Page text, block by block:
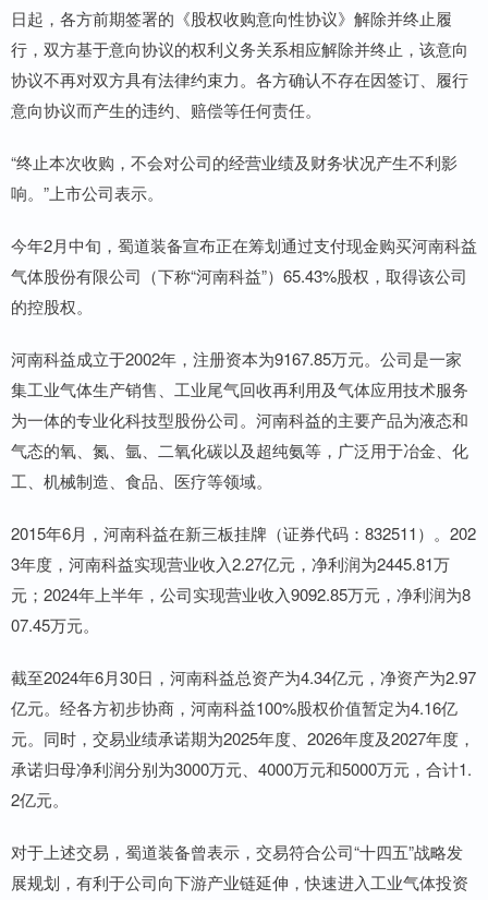
日起，各方前期签署的《股权收购意向性协议》解除并终止履
行，双方基于意向协议的权利义务关系相应解除并终止，该意向
协议不再对双方具有法律约束力。各方确认不存在因签订、履行
意向协议而产生的违约、赔偿等任何责任。
“终止本次收购，不会对公司的经营业绩及财务状况产生不利影
响。”上市公司表示。
今年2月中旬，蜀道装备宣布正在筹划通过支付现金购买河南科益
气体股份有限公司（下称“河南科益”）65.43%股权，取得该公司
的控股权。
河南科益成立于2002年，注册资本为9167.85万元。公司是一家
集工业气体生产销售、工业尾气回收再利用及气体应用技术服务
为一体的专业化科技型股份公司。河南科益的主要产品为液态和
气态的氧、氮、氩、二氧化碳以及超纯氨等，广泛用于冶金、化
工、机械制造、食品、医疗等领域。
2015年6月，河南科益在新三板挂牌（证券代码：832511）。202
3年度，河南科益实现营业收入2.27亿元，净利润为2445.81万
元；2024年上半年，公司实现营业收入9092.85万元，净利润为8
07.45万元。
截至2024年6月30日，河南科益总资产为4.34亿元，净资产为2.97
亿元。经各方初步协商，河南科益100%股权价值暂定为4.16亿
元。同时，交易业绩承诺期为2025年度、2026年度及2027年度，
承诺归母净利润分别为3000万元、4000万元和5000万元，合计1.
2亿元。
对于上述交易，蜀道装备曾表示，交易符合公司“十四五”战略发
展规划，有利于公司向下游产业链延伸，快速进入工业气体投资